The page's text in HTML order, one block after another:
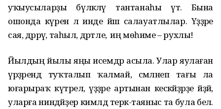
уҡыусыларҙы бүләкләү тантанаһы үтә. Бына
ошонда күренә лә инде йәш салауатлылар. Үҙҙәре
сая, дәррәү, таһыл, дәртле, ә иң мөһиме – рухлы!
Йылдың йылы яңы исемдәр асыла. Улар яулаған
үрҙәрендә туҡталып ҡалмай, сәмләнеп тағы ла
юғарыраҡ күтәрелә, үҙҙәре артынан кескәйҙәрҙе әйҙәй,
уларға ниндәйҙер кимәлдә терәк-таяныс та була белә.